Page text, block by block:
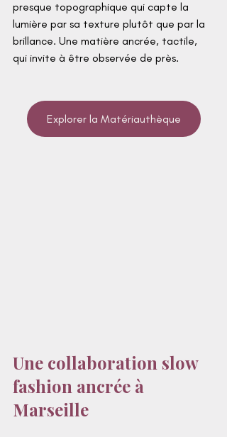
presque topographique qui capte la
lumière par sa texture plutôt que par la
brillance. Une matière ancrée, tactile,
qui invite à être observée de près.
Explorer la Matériauthèque
Une collaboration slow
fashion ancrée à
Marseille